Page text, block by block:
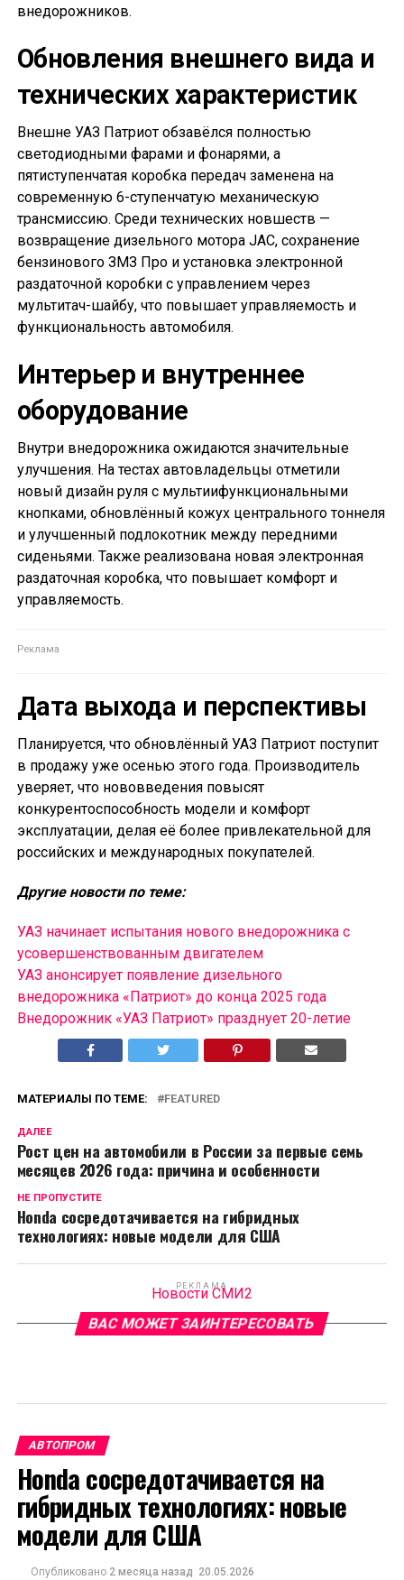
внедорожников.
Обновления внешнего вида и
технических характеристик
Внешне УАЗ Патриот обзавёлся полностью
светодиодными фарами и фонарями, а
пятиступенчатая коробка передач заменена на
современную 6-ступенчатую механическую
трансмиссию. Среди технических новшеств —
возвращение дизельного мотора JAC, сохранение
бензинового ЗМЗ Про и установка электронной
раздаточной коробки с управлением через
мультитач-шайбу, что повышает управляемость и
функциональность автомобиля.
Интерьер и внутреннее
оборудование
Внутри внедорожника ожидаются значительные
улучшения. На тестах автовладельцы отметили
новый дизайн руля с мультиифункциональными
кнопками, обновлённый кожух центрального тоннеля
и улучшенный подлокотник между передними
сиденьями. Также реализована новая электронная
раздаточная коробка, что повышает комфорт и
управляемость.
Дата выхода и перспективы
Планируется, что обновлённый УАЗ Патриот поступит
в продажу уже осенью этого года. Производитель
уверяет, что нововведения повысят
конкурентоспособность модели и комфорт
эксплуатации, делая её более привлекательной для
российских и международных покупателей.
Другие новости по теме:
УАЗ начинает испытания нового внедорожника с
усовершенствованным двигателем
УАЗ анонсирует появление дизельного
внедорожника «Патриот» до конца 2025 года
Внедорожник «УАЗ Патриот» празднует 20-летие
МАТЕРИАЛЫ ПО ТЕМЕ: FEATURED
ДАЛЕЕ
Рост цен на автомобили в России за первые семь
месяцев 2026 года: причина и особенности
НЕ ПРОПУСТИТЕ
Honda сосредотачивается на гибридных
технологиях: новые модели для США
РЕКЛАМА
Новости СМИ2
ВАС МОЖЕТ ЗАИНТЕРЕСОВАТЬ
АВТОПРОМ
Honda сосредотачивается на
гибридных технологиях: новые
модели для США
Опубликовано 2 месяца назад 20.05.2026